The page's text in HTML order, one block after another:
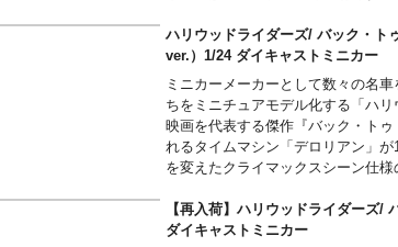
ハリウッドライダーズ/ バック・ト
ver.）1/24 ダイキャストミニカー
ミニカーメーカーとして数々の名
ちをミニチュアモデル化する「ハ
映画を代表する傑作『バック・ト
れるタイムマシン「デロリアン」
を変えたクライマックスシーン仕様
【再入荷】ハリウッドライダーズ/
ダイキャストミニカー